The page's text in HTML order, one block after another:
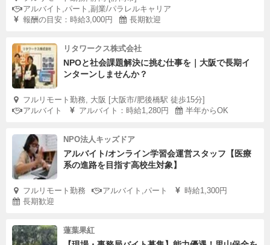
アルバイト,パート,副業/パラレルキャリア
報酬の目安：時給3,000円
長期歓迎
リタワークス株式会社
NPOと社会課題解決に挑む仕事を｜大阪で長期イ
ンターンしませんか？
フルリモート勤務, 大阪 [大阪市/肥後橋駅 徒歩15分]
アルバイト
アルバイト：時給1,280円 半年からOK
NPO法人キッズドア
アルバイト/オンライン学習会運営スタッフ【医療
系の進路を目指す高校生対象】
フルリモート勤務 アルバイト,パート
時給1,300円
長期歓迎
蓮葉果紅